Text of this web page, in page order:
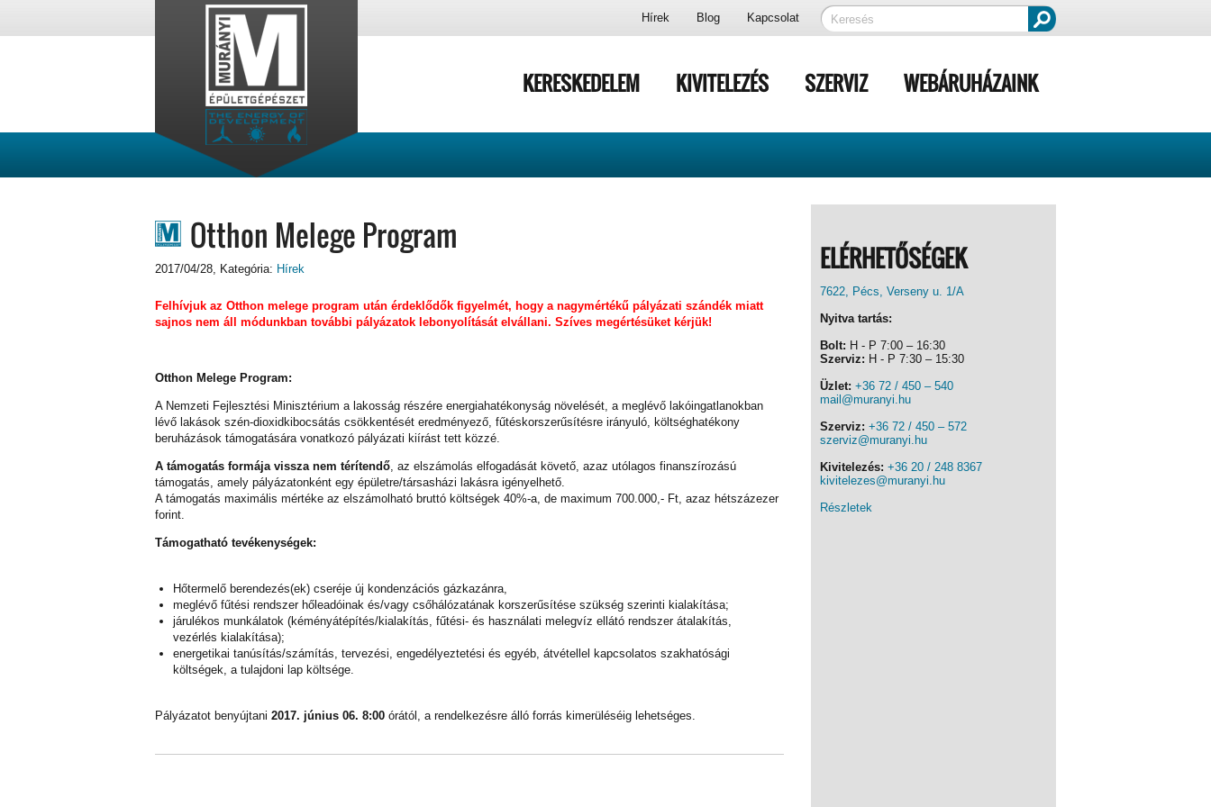
Hírek Blog Kapcsolat
KERESKEDELEM KIVITELEZÉS SZERVIZ WEBÁRUHÁZAINK
ELÉRHETŐSÉGEK
7622, Pécs, Verseny u. 1/A
Nyitva tartás:
Bolt: H - P 7:00 – 16:30
Szerviz: H - P 7:30 – 15:30
Üzlet: +36 72 / 450 – 540
mail@muranyi.hu
Szerviz: +36 72 / 450 – 572
szerviz@muranyi.hu
Kivitelezés: +36 20 / 248 8367
kivitelezes@muranyi.hu
Részletek
Otthon Melege Program
2017/04/28, Kategória: Hírek
Felhívjuk az Otthon melege program után érdeklődők figyelmét, hogy a nagymértékű pályázati szándék miatt
sajnos nem áll módunkban további pályázatok lebonyolítását elvállani. Szíves megértésüket kérjük!
Otthon Melege Program:
A Nemzeti Fejlesztési Minisztérium a lakosság részére energiahatékonyság növelését, a meglévő lakóingatlanokban
lévő lakások szén-dioxidkibocsátás csökkentését eredményező, fűtéskorszerűsítésre irányuló, költséghatékony
beruházások támogatására vonatkozó pályázati kiírást tett közzé.
A támogatás formája vissza nem térítendő, az elszámolás elfogadását követő, azaz utólagos finanszírozású
támogatás, amely pályázatonként egy épületre/társasházi lakásra igényelhető.
A támogatás maximális mértéke az elszámolható bruttó költségek 40%-a, de maximum 700.000,- Ft, azaz hétszázezer
forint.
Támogatható tevékenységek:
Hőtermelő berendezés(ek) cseréje új kondenzációs gázkazánra,
meglévő fűtési rendszer hőleadóinak és/vagy csőhálózatának korszerűsítése szükség szerinti kialakítása;
járulékos munkálatok (kéményátépítés/kialakítás, fűtési- és használati melegvíz ellátó rendszer átalakítás,
vezérlés kialakítása);
energetikai tanúsítás/számítás, tervezési, engedélyeztetési és egyéb, átvétellel kapcsolatos szakhatósági
költségek, a tulajdoni lap költsége.
Pályázatot benyújtani 2017. június 06. 8:00 órától, a rendelkezésre álló forrás kimerüléséig lehetséges.